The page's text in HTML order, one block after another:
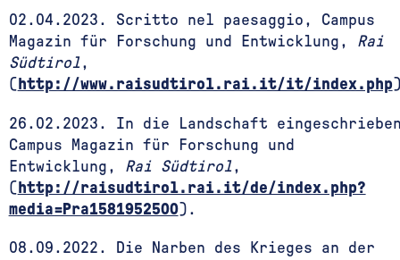
02.04.2023. Scritto nel paesaggio, Campus
Magazin für Forschung und Entwicklung, Rai
Südtirol ,
( http://www.raisudtirol.rai.it/it/index.php
26.02.2023. In die Landschaft
Campus Magazin für Forschung und
Entwicklung, Rai Südtirol ,
( http://raisudtirol.rai.it/de/index.php?
media=Pra1581952500).
08.09.2022. Die Narben des Krieges an der